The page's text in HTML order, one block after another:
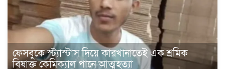
ফেসবুকে স্ট্যাস্টাস দিয়ে কারখানাতেই এক শ্রমিক
বিষাক্ত কেমিক্যাল পানে আত্মহত্যা